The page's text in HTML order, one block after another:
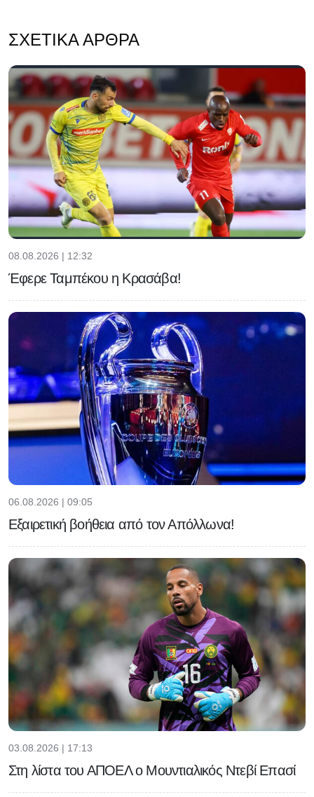
ΣΧΕΤΙΚΆ ΆΡΘΡΑ
08.08.2026 | 12:32
Έφερε Ταμπέκου η Κρασάβα!
06.08.2026 | 09:05
Εξαιρετική βοήθεια από τον Απόλλωνα!
03.08.2026 | 17:13
Στη λίστα του ΑΠΟΕΛ ο Μουντιαλικός Ντεβί Επασί